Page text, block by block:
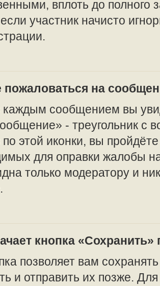
вплоть до полного
участник начисто
пожаловаться на
каждым сообщением вы
- треугольник с
по этой иконки, вы
для оправки жалобы
только модератору и
кнопка
позволяет вам
и отправить их позже.